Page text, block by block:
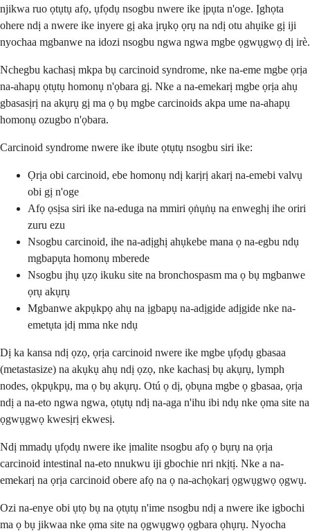
njikwa ruo ọtụtụ afọ, ụfọdụ nsogbu nwere ike ịpụta n'oge. Ịghọta
ohere ndị a nwere ike inyere gị aka ịrụkọ ọrụ na ndị otu ahụike gị iji
nyochaa mgbanwe na idozi nsogbu ngwa ngwa mgbe ọgwụgwọ dị irè.
Nchegbu kachasị mkpa bụ carcinoid syndrome, nke na-eme mgbe ọrịa
na-ahapụ ọtụtụ homonụ n'ọbara gị. Nke a na-emekarị mgbe ọrịa ahụ
gbasasịrị na akụrụ gị ma ọ bụ mgbe carcinoids akpa ume na-ahapụ
homonụ ozugbo n'ọbara.
Carcinoid syndrome nwere ike ibute ọtụtụ nsogbu siri ike:
Ọrịa obi carcinoid, ebe homonụ ndị karịrị akarị na-emebi valvụ
obi gị n'oge
Afọ ọsịsa siri ike na-eduga na mmiri ọṅụṅụ na enweghị ihe oriri
zuru ezu
Nsogbu carcinoid, ihe na-adịghị ahụkebe mana ọ na-egbu ndụ
mgbapụta homonụ mberede
Nsogbu ịhụ ụzọ ikuku site na bronchospasm ma ọ bụ mgbanwe
ọrụ akụrụ
Mgbanwe akpụkpọ ahụ na ịgbapụ na-adịgide adịgide nke na-
emetụta ịdị mma nke ndụ
Dị ka kansa ndị ọzọ, ọrịa carcinoid nwere ike mgbe ụfọdụ gbasaa
(metastasize) na akụkụ ahụ ndị ọzọ, nke kachasị bụ akụrụ, lymph
nodes, ọkpụkpụ, ma ọ bụ akụrụ. Otú ọ dị, ọbụna mgbe ọ gbasaa, ọrịa
ndị a na-eto ngwa ngwa, ọtụtụ ndị na-aga n'ihu ibi ndụ nke ọma site na
ọgwụgwọ kwesịrị ekwesị.
Ndị mmadụ ụfọdụ nwere ike ịmalite nsogbu afọ ọ bụrụ na ọrịa
carcinoid intestinal na-eto nnukwu iji gbochie nri nkịtị. Nke a na-
emekarị na ọrịa carcinoid obere afọ na ọ na-achọkarị ọgwụgwọ ọgwụ.
Ozi na-enye obi ụtọ bụ na ọtụtụ n'ime nsogbu ndị a nwere ike igbochi
ma ọ bụ jikwaa nke ọma site na ọgwụgwọ ọgbara ọhụrụ. Nyocha